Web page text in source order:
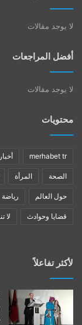
لا يوجد مقالات
أفضل المراجعات
لا يوجد مقالات
محتويات
merhabet tr
الصحة المرأة
حول العالم رياضة
قضايا وحوادث لا
لأكثر تفاعلاً